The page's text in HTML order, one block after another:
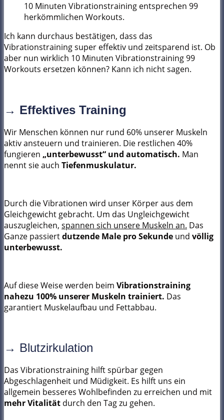
10 Minuten Vibrationstraining entsprechen 99
herkömmlichen Workouts.
Ich kann durchaus bestätigen, dass das
Vibrationstraining super effektiv und zeitsparend ist. Ob
aber nun wirklich 10 Minuten Vibrationstraining 99
Workouts ersetzen können? Kann ich nicht sagen.
→ Effektives Training
Wir Menschen können nur rund 60% unserer Muskeln
aktiv ansteuern und trainieren. Die restlichen 40%
fungieren „unterbewusst“ und automatisch. Man
nennt sie auch Tiefenmuskulatur.
Durch die Vibrationen wird unser Körper aus dem
Gleichgewicht gebracht. Um das Ungleichgewicht
auszugleichen, spannen sich unsere Muskeln an. Das
Ganze passiertdutzende Male pro Sekunde und völlig
unterbewusst.
Auf diese Weise werden beim Vibrationstraining
nahezu 100% unserer Muskeln trainiert. Das
garantiert Muskelaufbau und Fettabbau.
→ Blutzirkulation
Das Vibrationstraining hilft spürbar gegen
Abgeschlagenheit und Müdigkeit. Es hilft uns ein
allgemein besseres Wohlbefinden zu erreichen und mit
mehr Vitalität durch den Tag zu gehen.